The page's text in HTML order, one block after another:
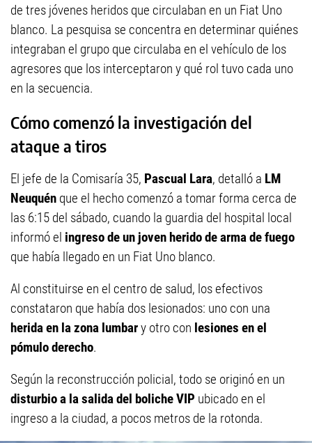
de tres jóvenes heridos que circulaban en un Fiat Uno
blanco. La pesquisa se concentra en determinar quiénes
integraban el grupo que circulaba en el vehículo de los
agresores que los interceptaron y qué rol tuvo cada uno
en la secuencia.
Cómo comenzó la investigación del
ataque a tiros
El jefe de la Comisaría 35, Pascual Lara, detalló a LM
Neuquén que el hecho comenzó a tomar forma cerca de
las 6:15 del sábado, cuando la guardia del hospital local
informó el ingreso de un joven herido de arma de fuego
que había llegado en un Fiat Uno blanco.
Al constituirse en el centro de salud, los efectivos
constataron que había dos lesionados: uno con una
herida en la zona lumbary otro con lesiones en el
pómulo derecho.
Según la reconstrucción policial, todo se originó en un
disturbio a la salida del boliche VIP ubicado en el
ingreso a la ciudad, a pocos metros de la rotonda.